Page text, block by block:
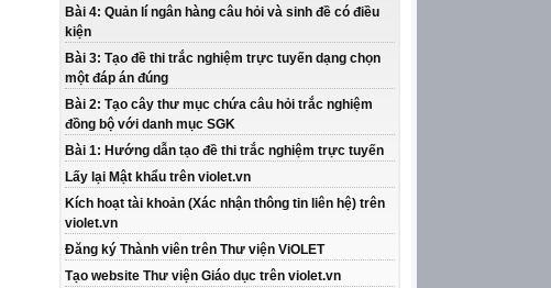
Bài 4: Quản lí ngân hàng câu hỏi và sinh đề có điều
kiện
Bài 3: Tạo đề thi trắc nghiệm trực tuyến dạng chọn
một đáp án đúng
Bài 2: Tạo cây thư mục chứa câu hỏi trắc nghiệm
đồng bộ với danh mục SGK
Bài 1: Hướng dẫn tạo đề thi trắc nghiệm trực tuyến
Lấy lại Mật khẩu trên violet.vn
Kích hoạt tài khoản (Xác nhận thông tin liên hệ) trên
violet.vn
Đăng ký Thành viên trên Thư viện ViOLET
Tạo website Thư viện Giáo dục trên violet.vn